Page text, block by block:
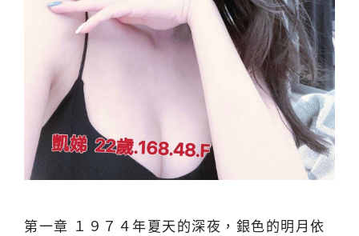
第一章 １９７４年夏天的深夜，銀色的明月依